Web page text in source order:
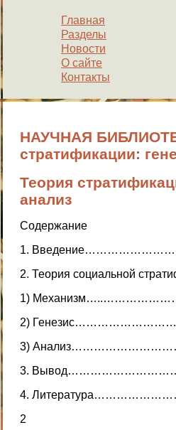
Главная
Разделы
Новости
О сайте
Контакты
НАУЧНАЯ
стратификации:
Теория
анализ
Содержание
1.
2. Теория социальной
1)
2)
3)
3.
4.
2